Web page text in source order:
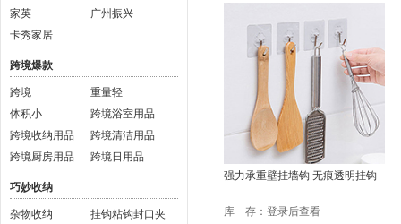
家英
广州振兴
卡秀家居
跨境爆款
跨境
重量轻
体积小
跨境浴室用品
跨境收纳用品
跨境清洁用品
跨境厨房用品
跨境日用品
巧妙收纳
杂物收纳
挂钩粘钩封口夹
强力承重壁挂墙钩 无痕透明挂钩
库 存：登录后查看